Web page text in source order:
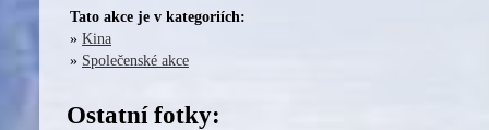
Tato akce je v kategoriích:
» Kina
» Společenské akce
Ostatní fotky: